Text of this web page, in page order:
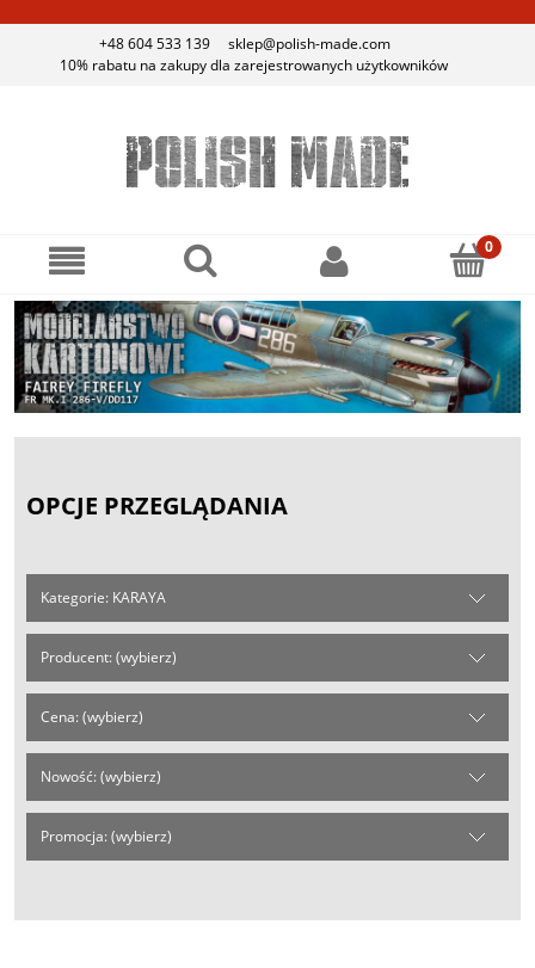
+48 604 533 139
sklep@polish-made.com
10% rabatu na zakupy dla zarejestrowanych użytkowników
OPCJE PRZEGLĄDANIA
Kategorie: KARAYA
Producent: (wybierz)
Cena: (wybierz)
Nowość: (wybierz)
Promocja: (wybierz)